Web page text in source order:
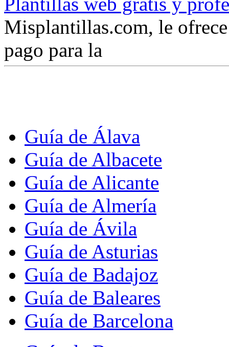
Misplantillas.com, le
pago para la
Guía de Álava
Guía de Albacete
Guía de Alicante
Guía de Almería
Guía de Ávila
Guía de Asturias
Guía de Badajoz
Guía de Baleares
Guía de Barcelona